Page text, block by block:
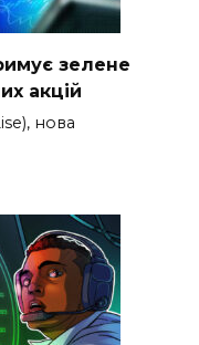
зелене
акцій
нова